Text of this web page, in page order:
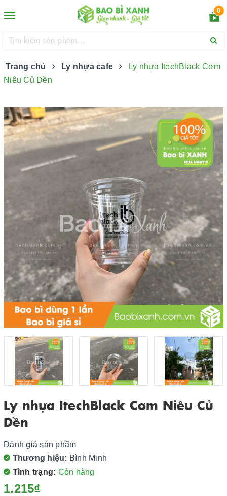
Toggle
navigation
0
Trang chủ Ly nhựa cafe
Ly nhựa ItechBlack Cơm
Niêu Củ Dền
Ly nhựa ItechBlack Cơm Niêu Củ
Dền
Đánh giá sản phẩm
Thương hiệu: Bình Minh
Tình trạng: Còn hàng
1.215₫